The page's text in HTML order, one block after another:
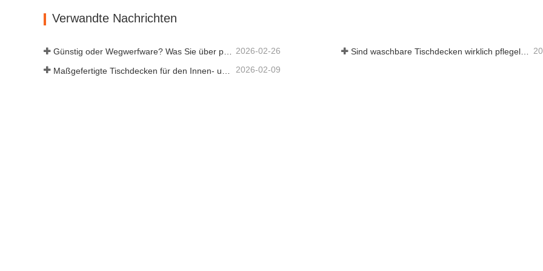
Verwandte Nachrichten
Günstig oder Wegwerfware? Was Sie über preiswerte Tischdecken wissen sollten 2026-02-26 Sind waschbare Tischdecken wirklich pflegeleicht? Was Sie erwartet
2026-02-09